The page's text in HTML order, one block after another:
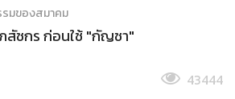
มของสมาคม
สัชกร ก่อนใช้ "กัญชา"
43444